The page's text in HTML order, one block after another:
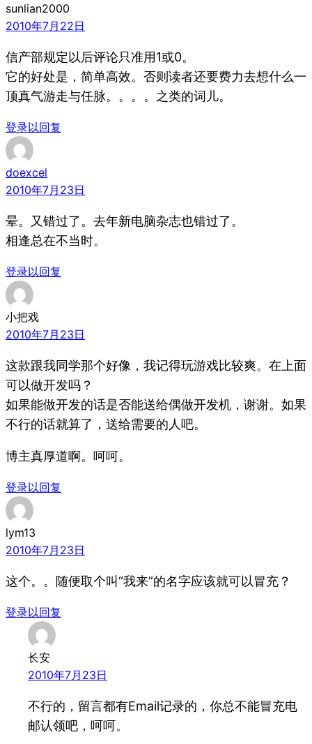
sunlian2000
2010年7月22日
信产部规定以后评论只准用1或0。
它的好处是，简单高效。否则读者还要费力去想什么一
顶真气游走与任脉。。。。之类的词儿。
登录以回复
doexcel
2010年7月23日
晕。又错过了。去年新电脑杂志也错过了。
相逢总在不当时。
登录以回复
小把戏
2010年7月23日
这款跟我同学那个好像，我记得玩游戏比较爽。在上面
可以做开发吗？
如果能做开发的话是否能送给偶做开发机，谢谢。如果
不行的话就算了，送给需要的人吧。
博主真厚道啊。呵呵。
登录以回复
lym13
2010年7月23日
这个。。随便取个叫“我来”的名字应该就可以冒充？
登录以回复
长安
2010年7月23日
不行的，留言都有Email记录的，你总不能冒充电
邮认领吧，呵呵。